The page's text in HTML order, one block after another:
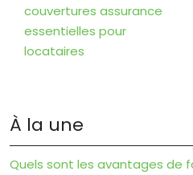
couvertures assurance
essentielles pour
locataires
À la une
Quels sont les avantages de